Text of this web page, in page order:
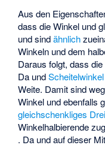
Aus den
dass die Winkel und
undsindähnlich
Winkeln und dem
Daraus folgt, dass
Da undScheitelwinkel
Weite. Damit sind
Winkel undebenfalls
gleichschenkliges
Winkelhalbierende
. Da undauf dieser